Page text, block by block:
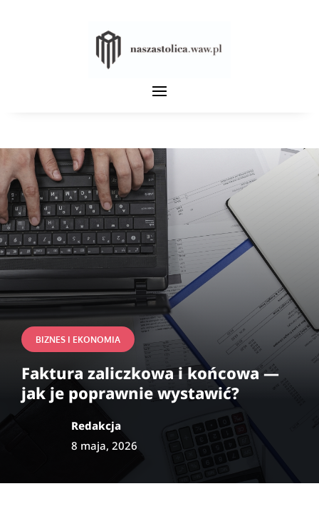
BIZNES I EKONOMIA
Faktura zaliczkowa i końcowa —
jak je poprawnie wystawić?
Redakcja
8 maja, 2026